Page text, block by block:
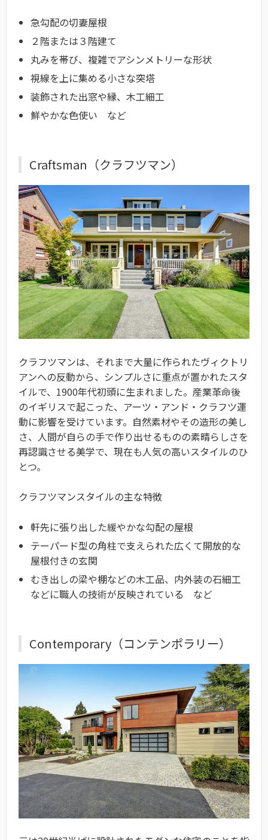
急勾配の切妻屋根
２階または３階建て
丸みを帯び、複雑でアシンメトリーな形状
視線を上に集める小さな突塔
装飾された出窓や縁、木工細工
鮮やかな色使い など
Craftsman（クラフツマン）
クラフツマンは、それまで大量に作られたヴィクトリ
アンへの反動から、シンプルさに重点が置かれたスタ
イルで、1900年代初頭に生まれました。産業革命後
のイギリスで起こった、アーツ・アンド・クラフツ運
動に影響を受けています。自然素材やその造形の美し
さ、人間が自らの手で作り出せるものの素晴らしさを
再認識させる美学で、現在も人気の高いスタイルのひ
とつ。
クラフツマンスタイルの主な特徴
軒先に張り出した緩やかな勾配の屋根
テーパード型の角柱で支えられた広くて開放的な
屋根付きの玄関
むき出しの梁や棚などの木工品、内外装の石細工
などに職人の技術が反映されている など
Contemporary（コンテンポラリー）